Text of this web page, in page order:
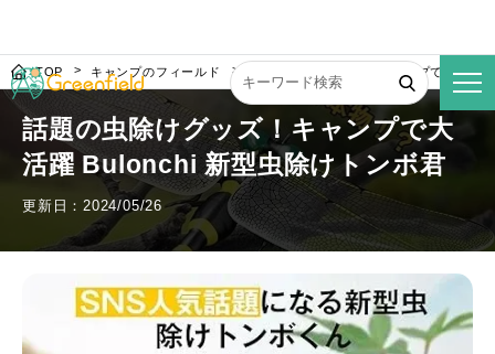
TOP キャンプのフィールド 話題の虫除けグッズ！キャンプで大活躍
話題の虫除けグッズ！キャンプで大
活躍 Bulonchi 新型虫除けトンボ君
更新日：2024/05/26